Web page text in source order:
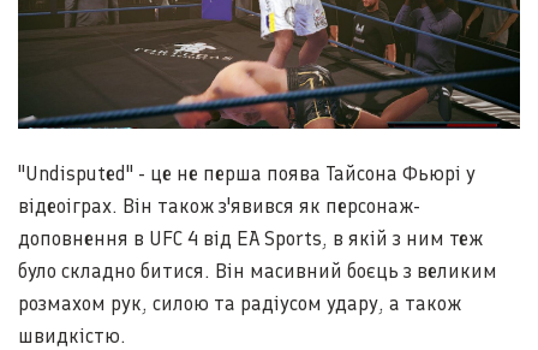
"Undisputed" - це не перша поява Тайсона Фьюрі у
відеоіграх. Він також з'явився як персонаж-
доповнення в UFC 4 від EA Sports, в якій з ним теж
було складно битися. Він масивний боєць з великим
розмахом рук, силою та радіусом удару, а також
швидкістю.